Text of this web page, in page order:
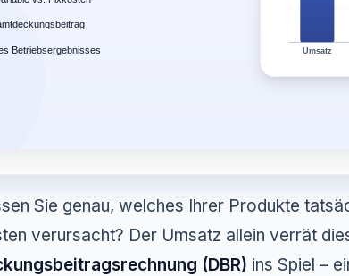
Sie genau, welches Ihrer Produkte
verursacht? Der Umsatz allein verrät
(DBR) ins Spiel –